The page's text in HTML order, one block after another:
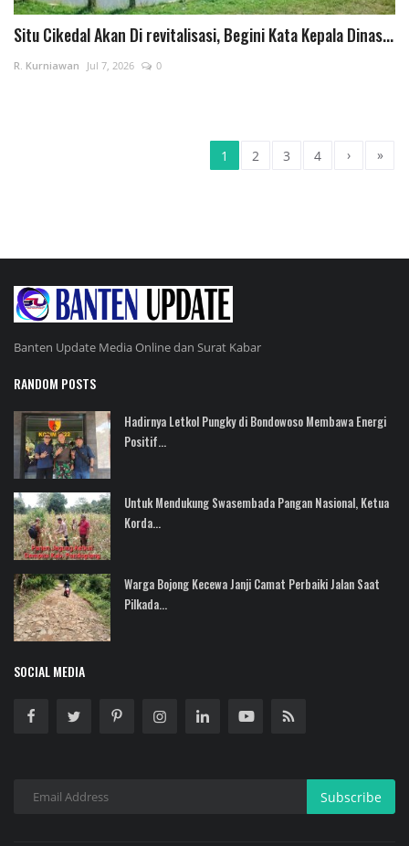
Situ Cikedal Akan Di revitalisasi, Begini Kata Kepala Dinas...
R. Kurniawan Jul 7, 2026 0
1 2 3 4 › »
Banten Update Media Online dan Surat Kabar
RANDOM POSTS
Hadirnya Letkol Pungky di Bondowoso Membawa Energi
Positif...
Untuk Mendukung Swasembada Pangan Nasional, Ketua
Korda...
Warga Bojong Kecewa Janji Camat Perbaiki Jalan Saat
Pilkada...
SOCIAL MEDIA
Subscribe